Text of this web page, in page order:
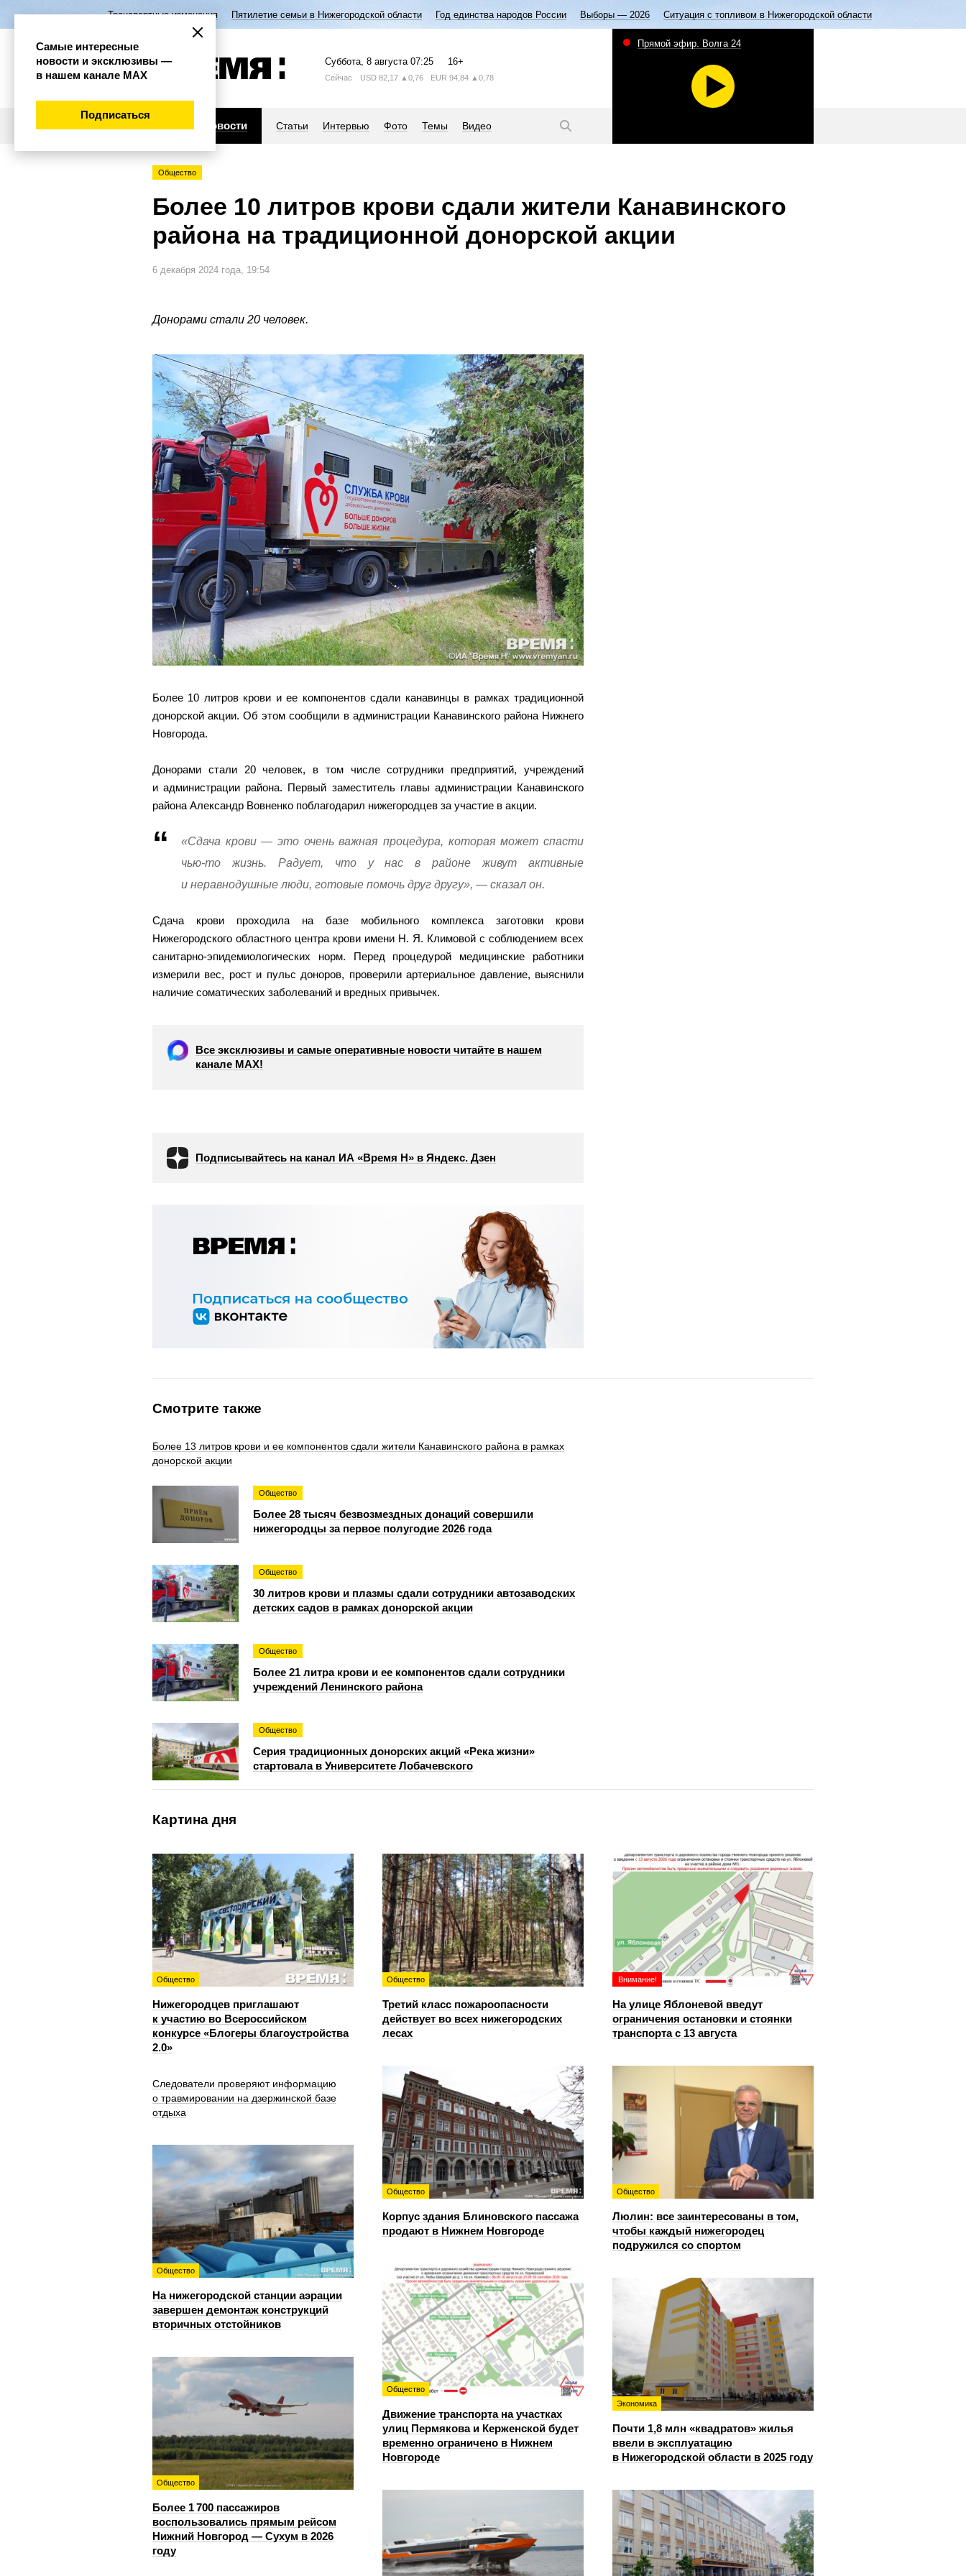
Транспортные изменения Пятилетие семьи в Нижегородской области Год единства народов России Выборы — 2026 Ситуация с топливом в Нижегородской области
Суббота, 8 августа 07:25 16+
Сейчас USD 82,17 ▲0,76 EUR 94,84 ▲0,78
Новости Статьи Интервью Фото Темы Видео
Прямой эфир. Волга 24
Общество
Более 10 литров крови сдали жители Канавинского
района на традиционной донорской акции
6 декабря 2024 года, 19:54
Донорами стали 20 человек.
Более 10 литров крови и ее компонентов сдали канавинцы в рамках традиционной
донорской акции. Об этом сообщили в администрации Канавинского района Нижнего
Новгорода.
Донорами стали 20 человек, в том числе сотрудники предприятий, учреждений
и администрации района. Первый заместитель главы администрации Канавинского
района Александр Вовненко поблагодарил нижегородцев за участие в акции.
«Сдача крови — это очень важная процедура, которая может спасти
чью-то жизнь. Радует, что у нас в районе живут активные
и неравнодушные люди, готовые помочь друг другу», — сказал он.
Сдача крови проходила на базе мобильного комплекса заготовки крови
Нижегородского областного центра крови имени Н. Я. Климовой с соблюдением всех
санитарно-эпидемиологических норм. Перед процедурой медицинские работники
измерили вес, рост и пульс доноров, проверили артериальное давление, выяснили
наличие соматических заболеваний и вредных привычек.
Все эксклюзивы и самые оперативные новости читайте в нашем
канале МАХ!
Подписывайтесь на канал ИА «Время Н» в Яндекс. Дзен
Смотрите также
Более 13 литров крови и ее компонентов сдали жители Канавинского района в рамках
донорской акции
Общество
Более 28 тысяч безвозмездных донаций совершили
нижегородцы за первое полугодие 2026 года
Общество
30 литров крови и плазмы сдали сотрудники автозаводских
детских садов в рамках донорской акции
Общество
Более 21 литра крови и ее компонентов сдали сотрудники
учреждений Ленинского района
Общество
Серия традиционных донорских акций «Река жизни»
стартовала в Университете Лобачевского
Картина дня
Общество
Нижегородцев приглашают
к участию во Всероссийском
конкурсе «Блогеры благоустройства
2.0»
Общество
Третий класс пожароопасности
действует во всех нижегородских
лесах
Внимание!
На улице Яблоневой введут
ограничения остановки и стоянки
транспорта с 13 августа
Общество
Корпус здания Блиновского пассажа
продают в Нижнем Новгороде
Общество
Люлин: все заинтересованы в том,
чтобы каждый нижегородец
подружился со спортом
Следователи проверяют информацию
о травмировании на дзержинской базе
отдыха
Общество
На нижегородской станции аэрации
завершен демонтаж конструкций
вторичных отстойников
Общество
Движение транспорта на участках
улиц Пермякова и Керженской будет
временно ограничено в Нижнем
Новгороде
Экономика
Почти 1,8 млн «квадратов» жилья
ввели в эксплуатацию
в Нижегородской области в 2025 году
Общество
Более 1 700 пассажиров
воспользовались прямым рейсом
Нижний Новгород — Сухум в 2026
году
Самые интересные
новости и эксклюзивы —
в нашем канале МАХ
Подписаться